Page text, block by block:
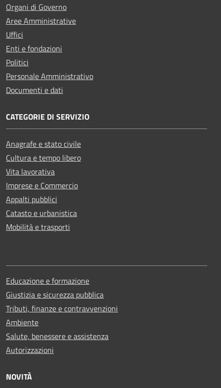
Organi di Governo
Aree Amministrative
Uffici
Enti e fondazioni
Politici
Personale Amministrativo
Documenti e dati
CATEGORIE DI SERVIZIO
Anagrafe e stato civile
Cultura e tempo libero
Vita lavorativa
Imprese e Commercio
Appalti pubblici
Catasto e urbanistica
Mobilità e trasporti
Educazione e formazione
Giustizia e sicurezza pubblica
Tributi, finanze e contravvenzioni
Ambiente
Salute, benessere e assistenza
Autorizzazioni
NOVITÀ